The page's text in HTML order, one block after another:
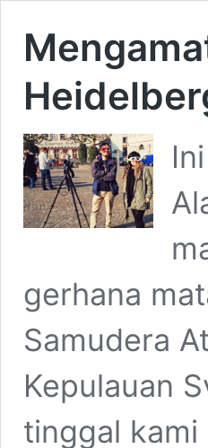
gerhana
Samudera
Kepulauan
tinggal